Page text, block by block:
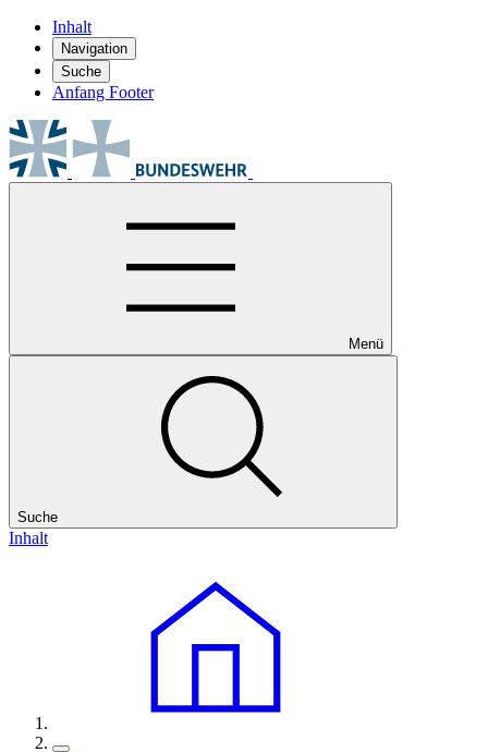
Inhalt
Navigation
Suche
Anfang Footer
Menü
Suche
Inhalt